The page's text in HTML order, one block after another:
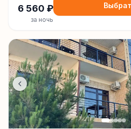
6 560 ₽
за ночь